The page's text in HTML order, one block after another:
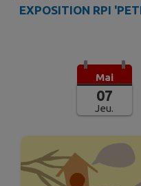
EXPOSITION RPI
Mai
07
Jeu.